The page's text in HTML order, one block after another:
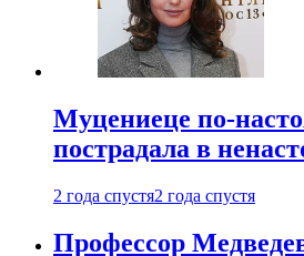
Муцениеце по-
пострадала в
2 года спустя2 года спустя
Профессор